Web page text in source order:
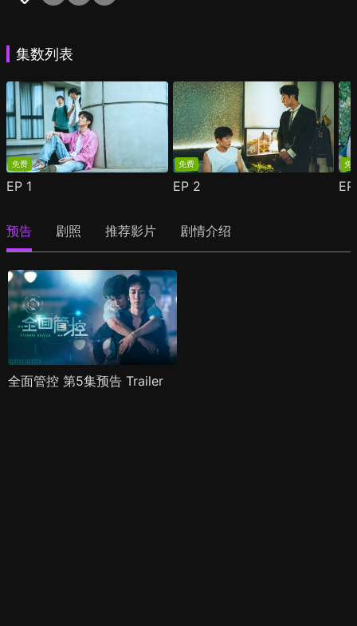
集数列表
免费
EP 1
免费
EP 2
免
预告 剧照 推荐影片 剧情介绍
全面管控 第5集预告 Trailer